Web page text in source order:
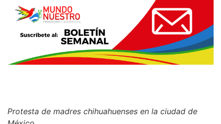
Protesta de madres chihuahuenses en la ciudad de